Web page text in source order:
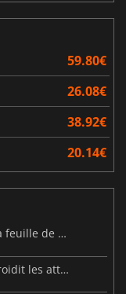
59.80€
26.08€
38.92€
20.14€
MARVEL Tōkon dévoile ses débuts et sa feuille de route
Steam Frame : une fuite sur le prix refroidit les attentes VR